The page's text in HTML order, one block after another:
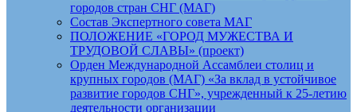
городов стран СНГ (МАГ)
Состав Экспертного совета МАГ
ПОЛОЖЕНИЕ «ГОРОД МУЖЕСТВА И
ТРУДОВОЙ СЛАВЫ» (проект)
Орден Международной Ассамблеи столиц и
крупных городов (МАГ) «За вклад в устойчивое
развитие городов СНГ», учрежденный к 25-летию
деятельности организации